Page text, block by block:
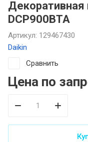
Декоративная
DCP900BTA
Артикул: 129467430
Daikin
Сравнить
Цена по